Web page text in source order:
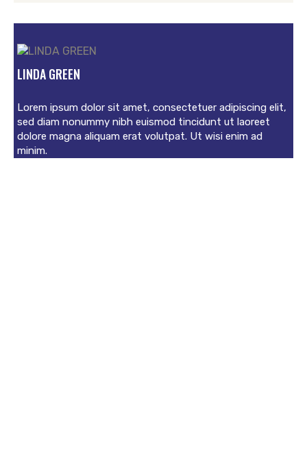
LINDA GREEN
Lorem ipsum dolor sit amet, consectetuer adipiscing elit,
sed diam nonummy nibh euismod tincidunt ut laoreet
dolore magna aliquam erat volutpat. Ut wisi enim ad
minim.